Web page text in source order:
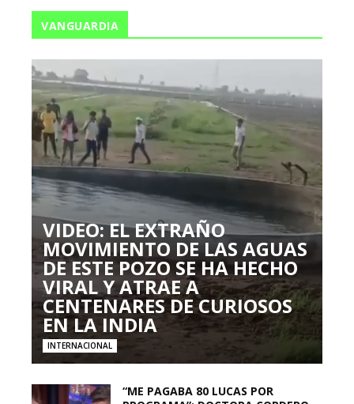
VANGUARDIA
VIDEO: EL EXTRAÑO
MOVIMIENTO DE LAS AGUAS
DE ESTE POZO SE HA HECHO
VIRAL Y ATRAE A
CENTENARES DE CURIOSOS
EN LA INDIA
INTERNACIONAL
“ME PAGABA 80 LUCAS POR